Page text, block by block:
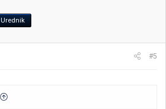
Urednik
#5